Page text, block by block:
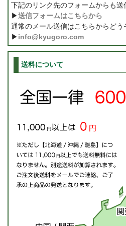
下記のリンク先のフォームからも送
▶送信フォームはこちらから
通常のメール送信はこちらからどう
▶ info@kyugoro.com
送料について